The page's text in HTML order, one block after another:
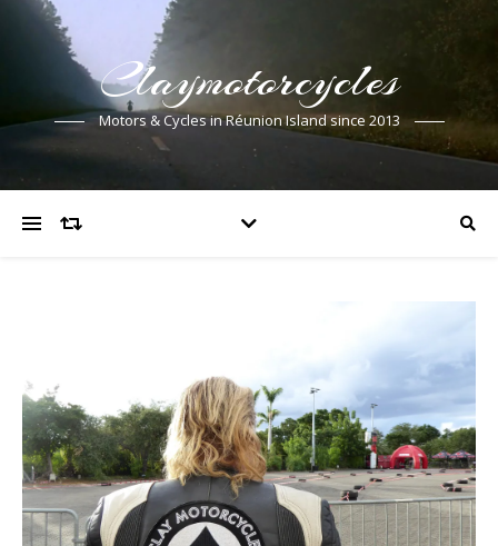
Claymotorcycles
Motors & Cycles in Réunion Island since 2013